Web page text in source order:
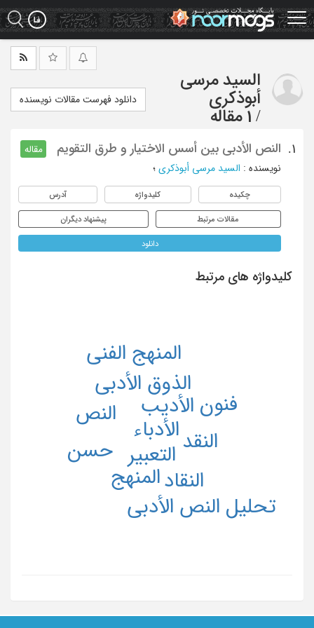
Skip
to
main
السید مرسی
أبوذکری
/ 1 مقاله
دانلود فهرست مقالات نویسنده
1. النص الأدبی بین أسس الاختیار و طرق التقویم
مقاله
نویسنده : السید مرسی أبوذکری ؛
چکیده کلیدواژه آدرس
مقالات مرتبط پیشنهاد دیگران
دانلود
کلیدواژه های مرتبط
الأدباء
الأدیب
التعبیر
الذوق الأدبی
المنهج
المنهج الفنی
النص
النقاد
النقد
تحلیل النص الأدبی
حسن
فنون